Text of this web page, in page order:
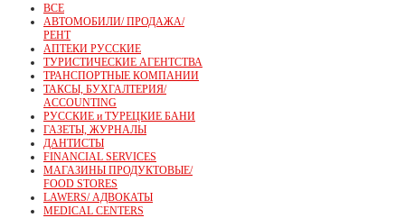
ВСЕ
АВТОМОБИЛИ/ ПРОДАЖА/
РЕНТ
АПТЕКИ РУССКИЕ
ТУРИСТИЧЕСКИЕ АГЕНТСТВА
ТРАНСПОРТНЫЕ КОМПАНИИ
ТАКСЫ, БУХГАЛТЕРИЯ/
ACCOUNTING
РУССКИЕ и ТУРЕЦКИЕ БАНИ
ГАЗЕТЫ, ЖУРНАЛЫ
ДАНТИСТЫ
FINANCIAL SERVICES
МАГАЗИНЫ ПРОДУКТОВЫЕ/
FOOD STORES
LAWERS/ АДВОКАТЫ
MEDICAL CENTERS